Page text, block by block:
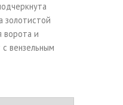
золотистой
ворота и
вензельным